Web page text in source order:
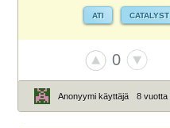
ATI
0
Anonyymi käyttäjä 8 vuotta